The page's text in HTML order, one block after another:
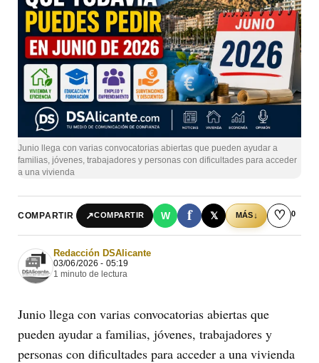
Junio llega con varias convocatorias abiertas que pueden ayudar a
familias, jóvenes, trabajadores y personas con dificultades para acceder
a una vivienda
COMPARTIR ↗COMPARTIR W f 𝕏 MÁS↓ ♡ 0
Redacción DSAlicante
03/06/2026 - 05:19
1 minuto de lectura
Junio llega con varias convocatorias abiertas que
pueden ayudar a familias, jóvenes, trabajadores y
personas con dificultades para acceder a una vivienda